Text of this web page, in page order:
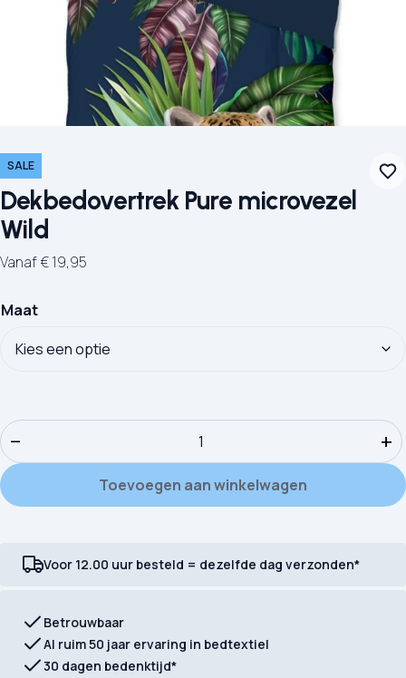
SALE
Dekbedovertrek Pure microvezel
Wild
Vanaf€19,95
Maat
Dekbedovertrek Pure microvezel Wild aantal
− +
Toevoegen aan winkelwagen
Voor 12.00 uur besteld = dezelfde dag verzonden*
Betrouwbaar
Al ruim 50 jaar ervaring in bedtextiel
30 dagen bedenktijd*